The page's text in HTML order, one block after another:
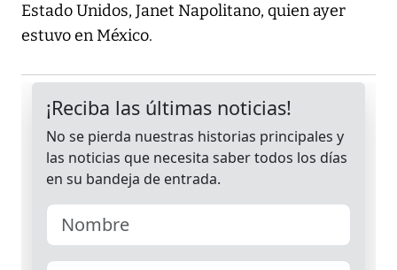
Estado Unidos, Janet Napolitano, quien ayer
estuvo en México.